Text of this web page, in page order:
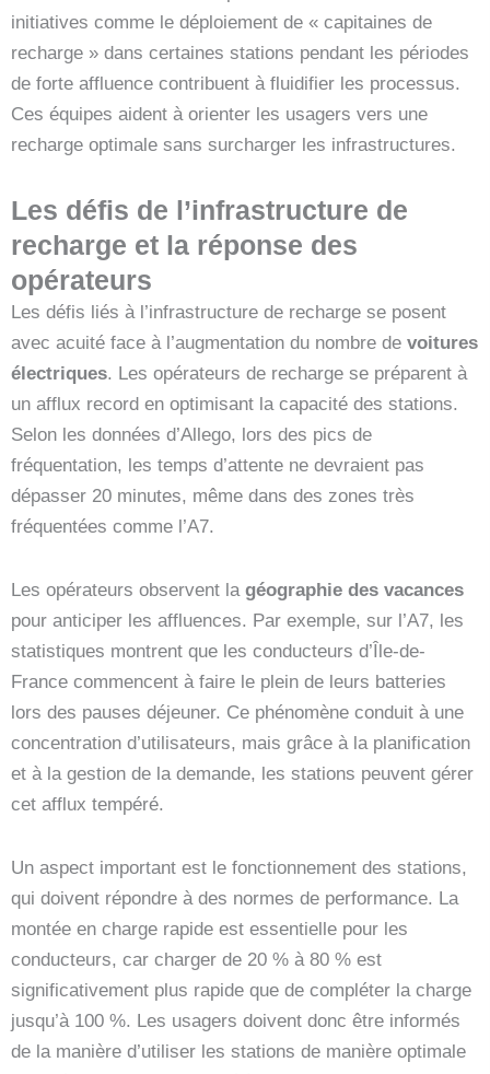
initiatives comme le déploiement de « capitaines de
recharge » dans certaines stations pendant les périodes
de forte affluence contribuent à fluidifier les processus.
Ces équipes aident à orienter les usagers vers une
recharge optimale sans surcharger les infrastructures.
Les défis de l’infrastructure de
recharge et la réponse des
opérateurs
Les défis liés à l’infrastructure de recharge se posent
avec acuité face à l’augmentation du nombre de voitures
électriques. Les opérateurs de recharge se préparent à
un afflux record en optimisant la capacité des stations.
Selon les données d’Allego, lors des pics de
fréquentation, les temps d’attente ne devraient pas
dépasser 20 minutes, même dans des zones très
fréquentées comme l’A7.
Les opérateurs observent la géographie des vacances
pour anticiper les affluences. Par exemple, sur l’A7, les
statistiques montrent que les conducteurs d’Île-de-
France commencent à faire le plein de leurs batteries
lors des pauses déjeuner. Ce phénomène conduit à une
concentration d’utilisateurs, mais grâce à la planification
et à la gestion de la demande, les stations peuvent gérer
cet afflux tempéré.
Un aspect important est le fonctionnement des stations,
qui doivent répondre à des normes de performance. La
montée en charge rapide est essentielle pour les
conducteurs, car charger de 20 % à 80 % est
significativement plus rapide que de compléter la charge
jusqu’à 100 %. Les usagers doivent donc être informés
de la manière d’utiliser les stations de manière optimale